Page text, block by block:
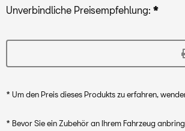
Unverbindliche Preisempfehlung: *
* Um den Preis dieses Produkts zu erfahren,
* Bevor Sie ein Zubehör an Ihrem Fahrzeug